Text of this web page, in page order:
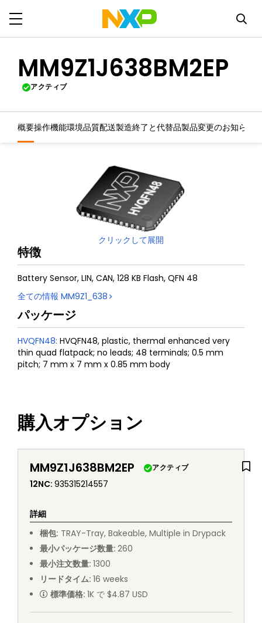
MM9Z1J638BM2EP
アクティブ
概要操作機能環境品質配送製造終了と代替品製品変更のお知らせ
クリックして展開
特徴
Battery Sensor, LIN, CAN, 128 KB Flash, QFN 48
全ての情報 MM9Z1_638
パッケージ
HVQFN48: HVQFN48, plastic, thermal enhanced very
thin quad flatpack; no leads; 48 terminals; 0.5 mm
pitch; 7 mm x 7 mm x 0.85 mm body
購入オプション
MM9Z1J638BM2EP アクティブ
12NC: 935315214557
詳細
梱包: TRAY-Tray, Bakeable, Multiple in Drypack
最小パッケージ数量: 260
最小注文数量: 1300
リードタイム: 16 weeks
標準価格: 1K で $4.87 USD